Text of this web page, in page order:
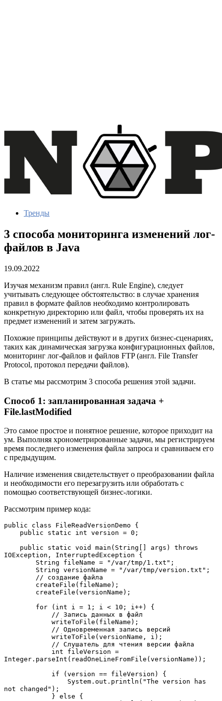
Тренды
3 способа мониторинга изменений лог-
файлов в Java
19.09.2022
Изучая механизм правил (англ. Rule Engine), следует
учитывать следующее обстоятельство: в случае хранения
правил в формате файлов необходимо контролировать
конкретную директорию или файл, чтобы проверять их на
предмет изменений и затем загружать.
Похожие принципы действуют и в других бизнес-сценариях,
таких как динамическая загрузка конфигурационных файлов,
мониторинг лог-файлов и файлов FTP (англ. File Transfer
Protocol, протокол передачи файлов).
В статье мы рассмотрим 3 способа решения этой задачи.
Способ 1: запланированная задача +
File.lastModified
Это самое простое и понятное решение, которое приходит на
ум. Выполняя хронометрированные задачи, мы регистрируем
время последнего изменения файла запроса и сравниваем его
с предыдущим.
Наличие изменения свидетельствует о преобразовании файла
и необходимости его перезагрузить или обработать с
помощью соответствующей бизнес-логики.
Рассмотрим пример кода:
public class FileReadVersionDemo {
    public static int version = 0;
IOException, InterruptedException {
        String fileName = "/var/tmp/1.txt";
        String versionName = "/var/tmp/version.txt";
        // создание файла
        createFile(fileName);
        createFile(versionName);
        for (int i = 1; i < 10; i++) {
            // Запись данных в файл
            writeToFile(fileName);
            // Одновременная запись версий
            writeToFile(versionName, i);
            // Слушатель для чтения версии файла
Integer.parseInt(readOneLineFromFile(versionName));
            if (version == fileVersion) {
not changed");
            } else {